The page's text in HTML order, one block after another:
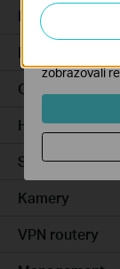
Integrated
DSL Gateways
Cloud-Based
Hardware
Software
Kamery
VPN routery
zlepšení a
zobrazovali